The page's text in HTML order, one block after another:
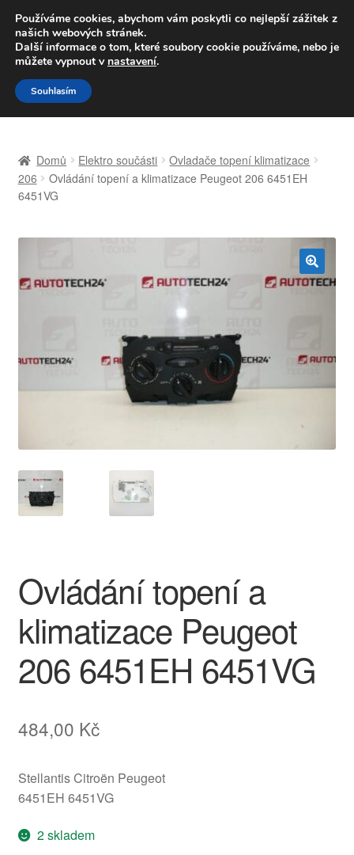
DOPRAVA od 139,-Kč
Volejte po-pá 9-16 704 494 494
Přeskočit
na
navigaci
Přejít
k
obsahu
Celosvětová doprava
Ochrana osobních údajů
Platby
Reklamace
Reklamační řád
Vrakoviště Citroën
Domů Elektro součásti
Ovladače topení klimatizace
206
Ovládání topení a klimatizace Peugeot 206 6451EH
6451VG
🔍
Ovládání topení a
klimatizace Peugeot
206 6451EH 6451VG
484,00 Kč
Stellantis Citroën Peugeot
6451EH 6451VG
2 skladem
Používáme cookies, abychom vám poskytli co nejlepší zážitek z
našich webových stránek.
Další informace o tom, které soubory cookie používáme, nebo je
můžete vypnout v nastavení.
Souhlasím